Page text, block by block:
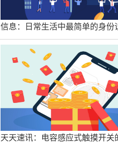
信息：日常生活中最简单的身份
天天速讯：电容感应式触摸开关